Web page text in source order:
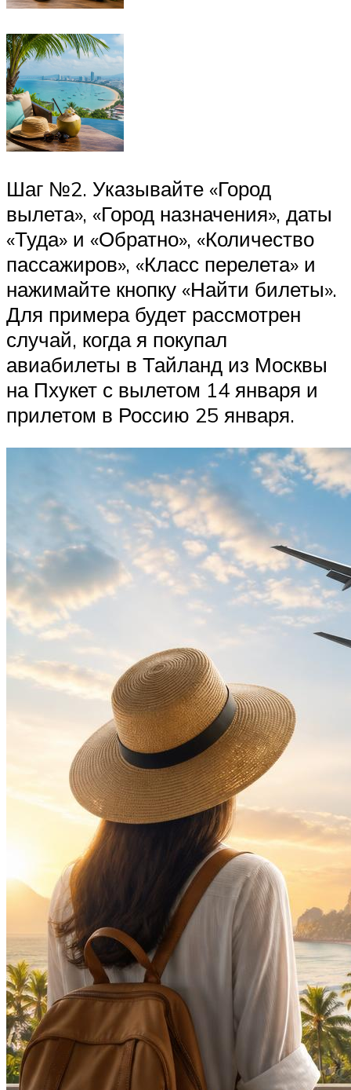
Шаг №2. Указывайте «Город
вылета», «Город назначения», даты
«Туда» и «Обратно», «Количество
пассажиров», «Класс перелета» и
нажимайте кнопку «Найти билеты».
Для примера будет рассмотрен
случай, когда я покупал
авиабилеты в Тайланд из Москвы
на Пхукет с вылетом 14 января и
прилетом в Россию 25 января.